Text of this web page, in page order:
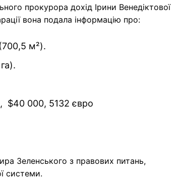
прокурора дохід Ірини Венедіктової
вона подала інформацію про:
м²).
$40 000, 5132 євро
Зеленського з правових питань,
системи.